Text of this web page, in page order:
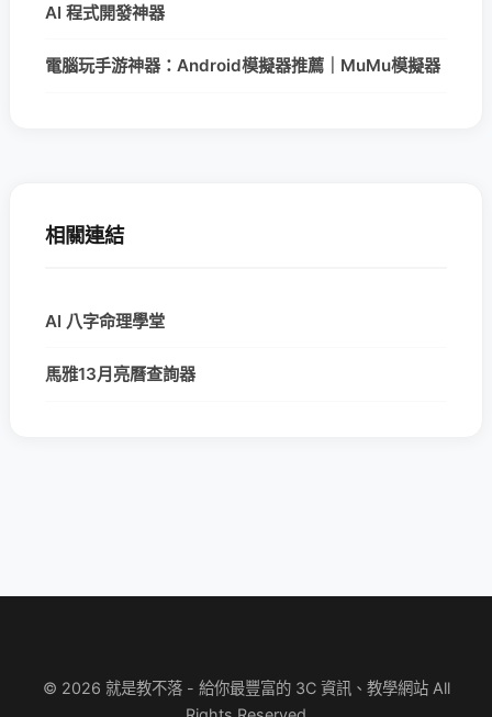
AI 程式開發神器
電腦玩手游神器：Android模擬器推薦｜MuMu模擬器
相關連結
AI 八字命理學堂
馬雅13月亮曆查詢器
© 2026 就是教不落 - 給你最豐富的 3C 資訊、教學網站 All